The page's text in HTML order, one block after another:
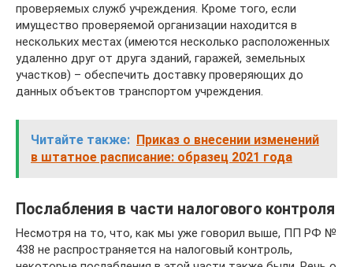
проверяемых служб учреждения. Кроме того, если
имущество проверяемой организации находится в
нескольких местах (имеются несколько расположенных
удаленно друг от друга зданий, гаражей, земельных
участков) – обеспечить доставку проверяющих до
данных объектов транспортом учреждения.
Читайте также: Приказ о внесении изменений
в штатное расписание: образец 2021 года
Послабления в части налогового контроля
Несмотря на то, что, как мы уже говорил выше, ПП РФ №
438 не распространяется на налоговый контроль,